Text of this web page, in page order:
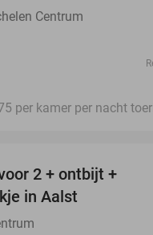
Centrum
per kamer per nacht
2 + ontbijt +
in Aalst